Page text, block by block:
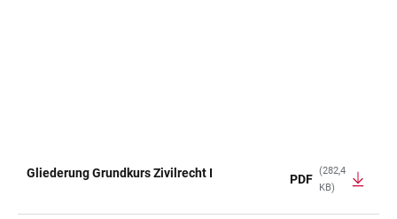
Gliederung Grundkurs Zivilrecht I PDF
(282,4
KB)